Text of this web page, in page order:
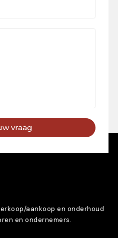
vraag
aankoop en onderhoud
en ondernemers.